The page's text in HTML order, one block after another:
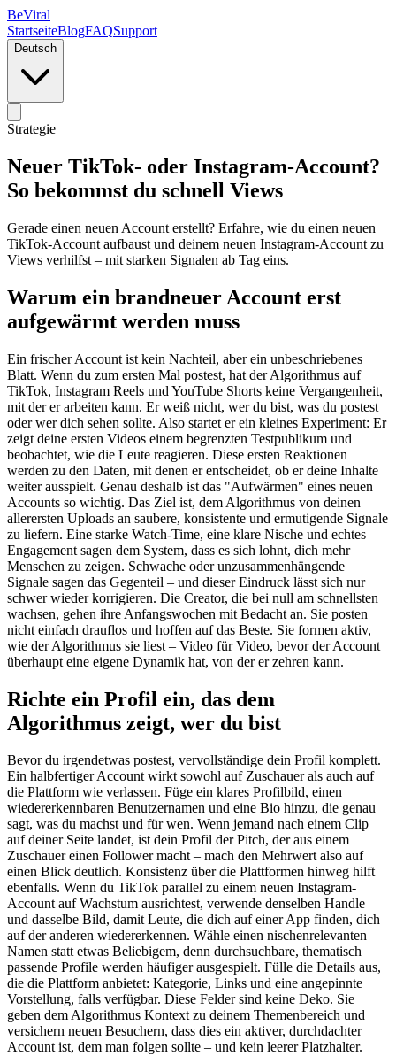
BeViral
StartseiteBlogFAQSupport
Deutsch
Strategie
Neuer TikTok- oder Instagram-Account?
So bekommst du schnell Views
Gerade einen neuen Account erstellt? Erfahre, wie du einen neuen
TikTok-Account aufbaust und deinem neuen Instagram-Account zu
Views verhilfst – mit starken Signalen ab Tag eins.
Warum ein brandneuer Account erst
aufgewärmt werden muss
Ein frischer Account ist kein Nachteil, aber ein unbeschriebenes
Blatt. Wenn du zum ersten Mal postest, hat der Algorithmus auf
TikTok, Instagram Reels und YouTube Shorts keine Vergangenheit,
mit der er arbeiten kann. Er weiß nicht, wer du bist, was du postest
oder wer dich sehen sollte. Also startet er ein kleines Experiment: Er
zeigt deine ersten Videos einem begrenzten Testpublikum und
beobachtet, wie die Leute reagieren. Diese ersten Reaktionen
werden zu den Daten, mit denen er entscheidet, ob er deine Inhalte
weiter ausspielt. Genau deshalb ist das "Aufwärmen" eines neuen
Accounts so wichtig. Das Ziel ist, dem Algorithmus von deinen
allerersten Uploads an saubere, konsistente und ermutigende Signale
zu liefern. Eine starke Watch-Time, eine klare Nische und echtes
Engagement sagen dem System, dass es sich lohnt, dich mehr
Menschen zu zeigen. Schwache oder unzusammenhängende
Signale sagen das Gegenteil – und dieser Eindruck lässt sich nur
schwer wieder korrigieren. Die Creator, die bei null am schnellsten
wachsen, gehen ihre Anfangswochen mit Bedacht an. Sie posten
nicht einfach drauflos und hoffen auf das Beste. Sie formen aktiv,
wie der Algorithmus sie liest – Video für Video, bevor der Account
überhaupt eine eigene Dynamik hat, von der er zehren kann.
Richte ein Profil ein, das dem
Algorithmus zeigt, wer du bist
Bevor du irgendetwas postest, vervollständige dein Profil komplett.
Ein halbfertiger Account wirkt sowohl auf Zuschauer als auch auf
die Plattform wie verlassen. Füge ein klares Profilbild, einen
wiedererkennbaren Benutzernamen und eine Bio hinzu, die genau
sagt, was du machst und für wen. Wenn jemand nach einem Clip
auf deiner Seite landet, ist dein Profil der Pitch, der aus einem
Zuschauer einen Follower macht – mach den Mehrwert also auf
einen Blick deutlich. Konsistenz über die Plattformen hinweg hilft
ebenfalls. Wenn du TikTok parallel zu einem neuen Instagram-
Account auf Wachstum ausrichtest, verwende denselben Handle
und dasselbe Bild, damit Leute, die dich auf einer App finden, dich
auf der anderen wiedererkennen. Wähle einen nischenrelevanten
Namen statt etwas Beliebigem, denn durchsuchbare, thematisch
passende Profile werden häufiger ausgespielt. Fülle die Details aus,
die die Plattform anbietet: Kategorie, Links und eine angepinnte
Vorstellung, falls verfügbar. Diese Felder sind keine Deko. Sie
geben dem Algorithmus Kontext zu deinem Themenbereich und
versichern neuen Besuchern, dass dies ein aktiver, durchdachter
Account ist, dem man folgen sollte – und kein leerer Platzhalter.